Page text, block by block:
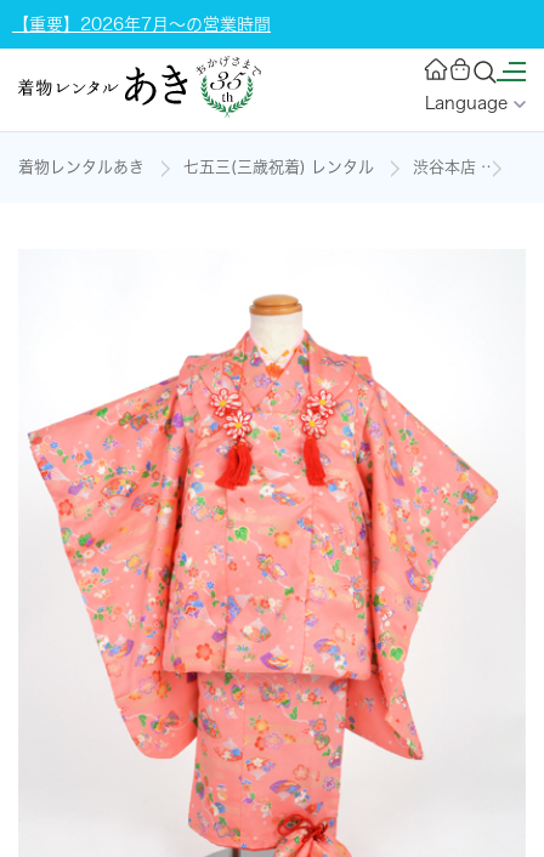
【重要】2026年7月～の営業時間
Language
着物レンタルあき 七五三(三歳祝着) レンタル 渋谷本店